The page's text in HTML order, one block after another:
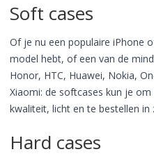
Soft cases
Of je nu een populaire iPhone
model hebt, of een van de
Honor, HTC, Huawei, Nokia,
Xiaomi: de softcases kun je
kwaliteit, licht en te bestellen
Hard cases